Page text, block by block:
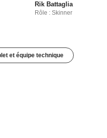
Rik Battaglia
Rôle : Skinner
et équipe technique